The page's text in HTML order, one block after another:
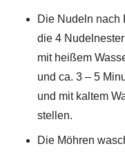
Die Nudeln nach
die 4
mit heißem
und ca. 3 – 5
und mit kaltem
stellen.
Die Möhren